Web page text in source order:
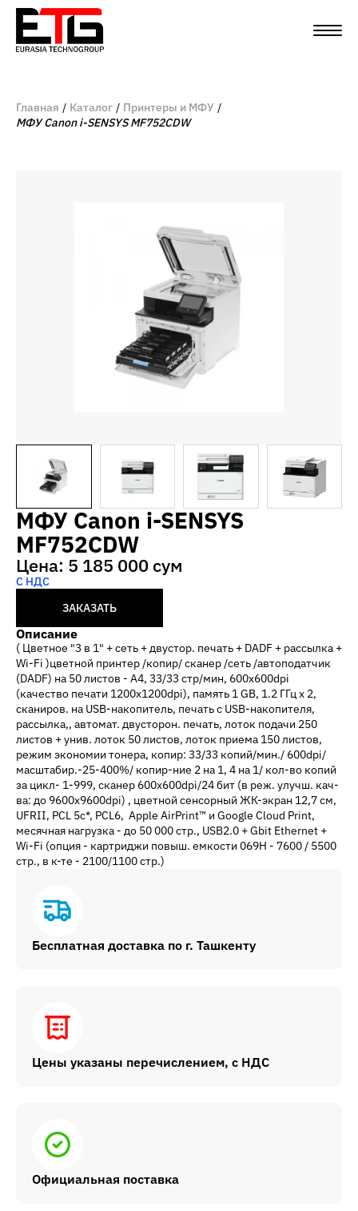
Главная Каталог
Принтеры и МФУ
МФУ Canon i-SENSYS MF752CDW
МФУ Canon i-SENSYS
MF752CDW
Цена: 5 185 000 сум
С НДС
ЗАКАЗАТЬ
Описание
( Цветное "3 в 1" + сеть + двустор. печать + DADF + рассылка +
Wi-Fi )цветной принтер /копир/ сканер /сеть /автоподатчик
(DADF) на 50 листов - А4, 33/33 стр/мин, 600x600dpi
(качество печати 1200х1200dpi), память 1 GB, 1.2 ГГц x 2,
сканиров. на USB-накопитель, печать с USB-накопителя,
рассылка,, автомат. двусторон. печать, лоток подачи 250
листов + унив. лоток 50 листов, лоток приема 150 листов,
режим экономии тонера, копир: 33/33 копий/мин./ 600dpi/
масштабир.-25-400%/ копир-ние 2 на 1, 4 на 1/ кол-во копий
за цикл- 1-999, сканер 600x600dpi/24 бит (в реж. улучш. кач-
ва: до 9600x9600dpi) , цветной сенсорный ЖК-экран 12,7 см,
UFRII, PCL 5c*, PCL6, Apple AirPrint™ и Google Cloud Print,
месячная нагрузка - до 50 000 стр., USB2.0 + Gbit Ethernet +
Wi-Fi (опция - картриджи повыш. емкости 069H - 7600 / 5500
стр., в к-те - 2100/1100 стр.)
Бесплатная доставка по г. Ташкенту
Цены указаны перечислением, с НДС
Официальная поставка